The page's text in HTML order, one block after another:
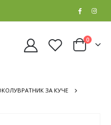
0
ЗА КУЧЕ